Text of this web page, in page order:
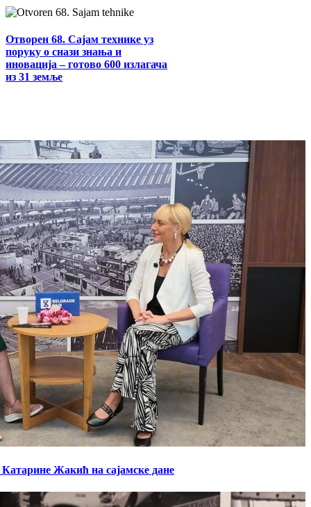
Отворен 68. Сајам технике уз
поруку о снази знања и
иновација – готово 600 излагача
из 31 земље
Жакић на сајамске дане